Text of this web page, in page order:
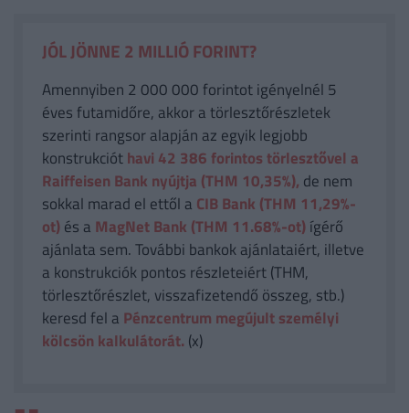
JÓL JÖNNE 2 MILLIÓ FORINT?
Amennyiben 2 000 000 forintot igényelnél 5
éves futamidőre, akkor a törlesztőrészletek
szerinti rangsor alapján az egyik legjobb
konstrukcióthavi 42 386 forintos törlesztővel a
Raiffeisen Bank nyújtja (THM 10,35%), de nem
sokkal marad el ettől a CIB Bank (THM 11,29%-
ot)és a MagNet Bank (THM 11.68%-ot)ígérő
ajánlata sem. További bankok ajánlataiért, illetve
a konstrukciók pontos részleteiért (THM,
törlesztőrészlet, visszafizetendő összeg, stb.)
keresd fel a Pénzcentrum megújult személyi
kölcsön kalkulátorát. (x)